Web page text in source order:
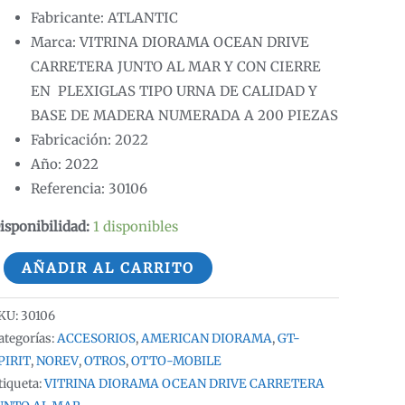
Fabricante: ATLANTIC
Marca: VITRINA DIORAMA OCEAN DRIVE
CARRETERA JUNTO AL MAR Y CON CIERRE
EN PLEXIGLAS TIPO URNA DE CALIDAD Y
BASE DE MADERA NUMERADA A 200 PIEZAS
Fabricación: 2022
Año: 2022
Referencia: 30106
1 disponibles
AÑADIR AL CARRITO
30106
ACCESORIOS,AMERICAN DIORAMA,GT-
,NOREV,OTROS,OTTO-MOBILE
VITRINA DIORAMA OCEAN DRIVE CARRETERA